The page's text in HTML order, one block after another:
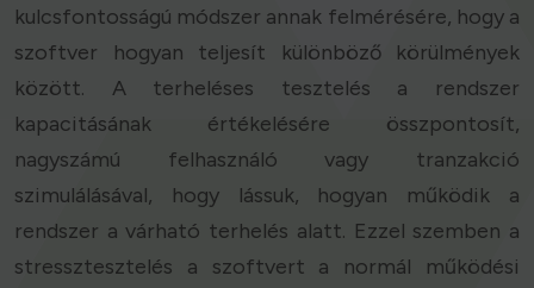
kulcsfontosságú módszer annak felmérésére, hogy a
szoftver hogyan teljesít különböző körülmények
között. A terheléses tesztelés a rendszer
kapacitásának értékelésére összpontosít,
nagyszámú felhasználó vagy tranzakció
szimulálásával, hogy lássuk, hogyan működik a
rendszer a várható terhelés alatt. Ezzel szemben a
stressztesztelés a szoftvert a normál működési